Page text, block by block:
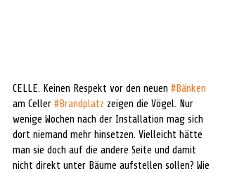
CELLE. Keinen Respekt vor den neuen #Bänken
am Celler #Brandplatz zeigen die Vögel. Nur
wenige Wochen nach der Installation mag sich
dort niemand mehr hinsetzen. Vielleicht hätte
man sie doch auf die andere Seite und damit
nicht direkt unter Bäume aufstellen sollen? Wie